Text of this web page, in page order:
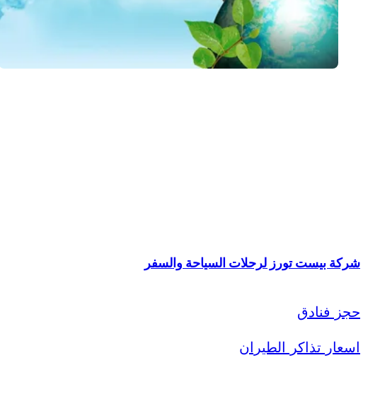
شركة بيست تورز لرحلات السياحة والسفر
حجز فنادق
اسعار تذاكر الطيران